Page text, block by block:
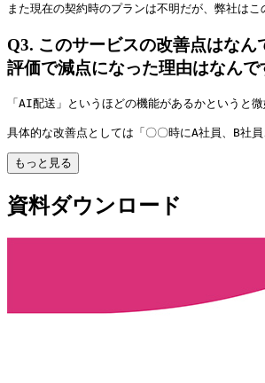
また現在の契約時のプランは不明だが、弊社は
Q3. このサービスの改善点はな
評価で減点になった理由はなんで
「AI配送」というほどの機能があるかというと
具体的な改善点としては「〇〇時にA社員、B社
もっと見る
資料ダウンロード